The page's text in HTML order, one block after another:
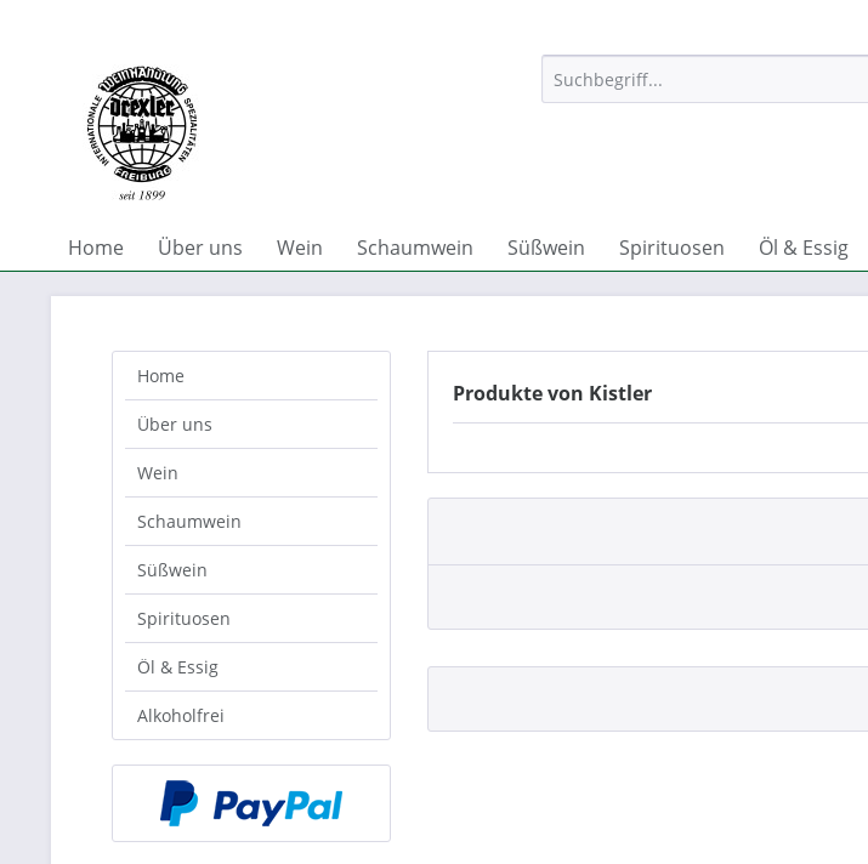
Home Über uns Wein Schaumwein Süßwein Spirituosen Öl & Essig
Home
Über uns
Wein
Schaumwein
Süßwein
Spirituosen
Öl & Essig
Alkoholfrei
Produkte von Kistler